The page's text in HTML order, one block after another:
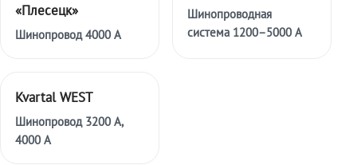
«Плесецк»
Шинопровод 4000 А
Шинопроводная
система 1200–5000 А
Kvartal WEST
Шинопровод 3200 А,
4000 А